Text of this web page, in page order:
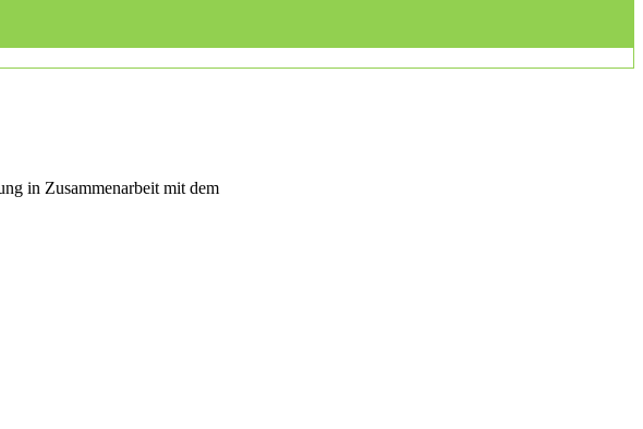
in Zusammenarbeit mit dem